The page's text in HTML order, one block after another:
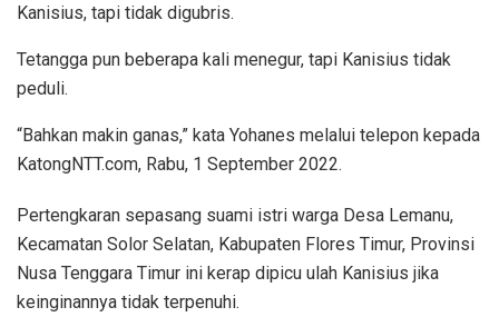
Kanisius, tapi tidak digubris.
Tetangga pun beberapa kali menegur, tapi Kanisius tidak
peduli.
“Bahkan makin ganas,” kata Yohanes melalui telepon kepada
KatongNTT.com, Rabu, 1 September 2022.
Pertengkaran sepasang suami istri warga Desa Lemanu,
Kecamatan Solor Selatan, Kabupaten Flores Timur, Provinsi
Nusa Tenggara Timur ini kerap dipicu ulah Kanisius jika
keinginannya tidak terpenuhi.